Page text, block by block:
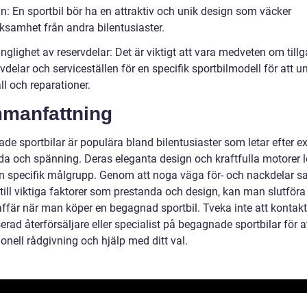
En sportbil bör ha en attraktiv och unik design som väcker
från andra bilentusiaster.
av reservdelar: Det är viktigt att vara medveten om
och serviceställen för en specifik sportbilmodell för att
och reparationer.
sportbilar är populära bland bilentusiaster som letar efter
och spänning. Deras eleganta design och kraftfulla motorer
specifik målgrupp. Genom att noga väga för- och nackdelar
viktiga faktorer som prestanda och design, kan man
när man köper en begagnad sportbil. Tveka inte att
återförsäljare eller specialist på begagnade sportbilar för
rådgivning och hjälp med ditt val.